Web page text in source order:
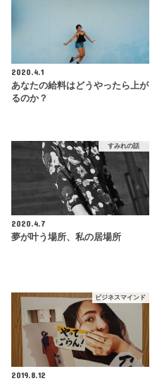
2020.4.1
あなたの給料はどうやったら上が
るのか？
すみれの話
2020.4.7
夢が叶う場所、私の居場所
ビジネスマインド
2019.8.12